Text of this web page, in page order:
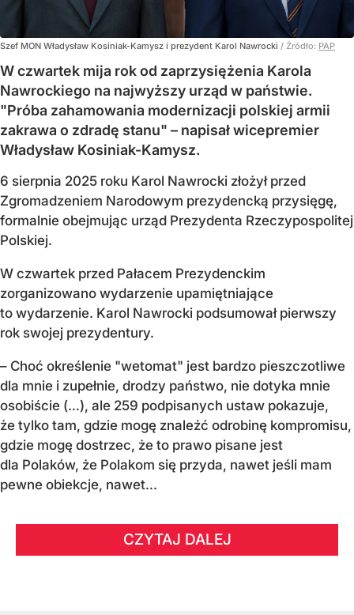
Szef MON Władysław Kosiniak-Kamysz i prezydent Karol Nawrocki / Źródło: PAP
W czwartek mija rok od zaprzysiężenia Karola
Nawrockiego na najwyższy urząd w państwie.
"Próba zahamowania modernizacji polskiej armii
zakrawa o zdradę stanu" – napisał wicepremier
Władysław Kosiniak-Kamysz.
6 sierpnia 2025 roku Karol Nawrocki złożył przed
Zgromadzeniem Narodowym prezydencką przysięgę,
formalnie obejmując urząd Prezydenta Rzeczypospolitej
Polskiej.
W czwartek przed Pałacem Prezydenckim
zorganizowano wydarzenie upamiętniające
to wydarzenie. Karol Nawrocki podsumował pierwszy
rok swojej prezydentury.
– Choć określenie "wetomat" jest bardzo pieszczotliwe
dla mnie i zupełnie, drodzy państwo, nie dotyka mnie
osobiście (…), ale 259 podpisanych ustaw pokazuje,
że tylko tam, gdzie mogę znaleźć odrobinę kompromisu,
gdzie mogę dostrzec, że to prawo pisane jest
dla Polaków, że Polakom się przyda, nawet jeśli mam
pewne obiekcje, nawet...
CZYTAJ DALEJ